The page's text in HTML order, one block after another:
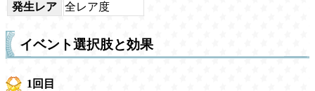
発生レア
全レア度
イベント選択肢と効果
1回目